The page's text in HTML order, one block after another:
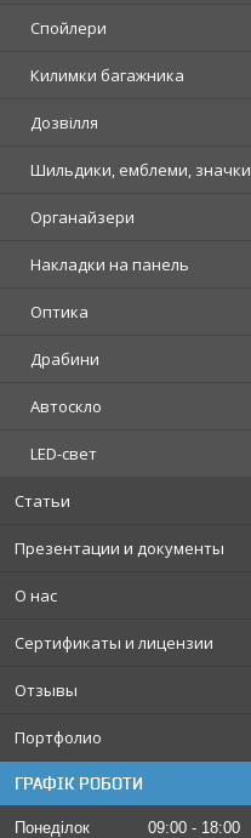
Спойлери
Килимки багажника
Дозвілля
Шильдики, емблеми, значки
Органайзери
Накладки на панель
Оптика
Драбини
Автоскло
LED-свет
Статьи
Презентации и документы
О нас
Сертификаты и лицензии
Отзывы
Портфолио
ГРАФІК РОБОТИ
Понеділок 09:00
18:00